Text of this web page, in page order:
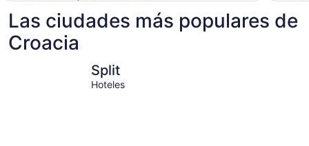
Las ciudades más populares de
Croacia
Split
Hoteles